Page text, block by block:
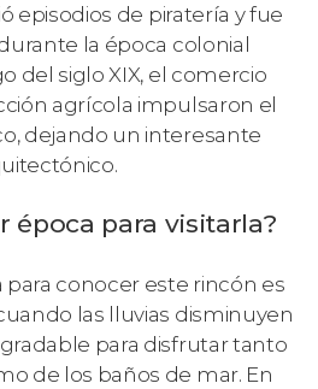
episodios de piratería y fue
la época colonial
del siglo XIX, el comercio
agrícola impulsaron el
dejando un interesante
época para visitarla?
conocer este rincón es
las lluvias disminuyen
para disfrutar tanto
de los baños de mar. En